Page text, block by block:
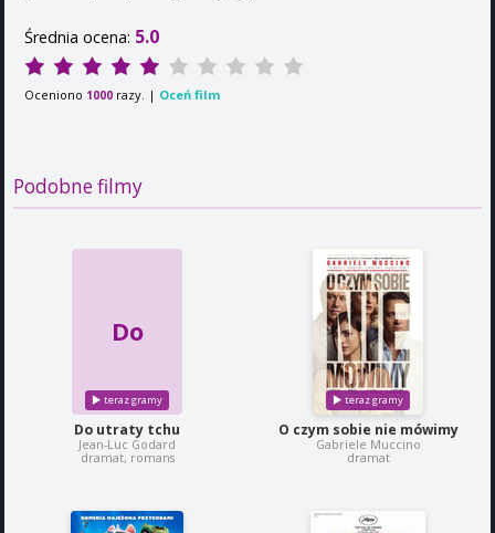
Średnia ocena: 5.0
Oceniono 1000 razy. | Oceń film
Podobne filmy
Do
Do utraty tchu
Jean-Luc Godard
dramat, romans
O czym sobie nie mówimy
Gabriele Muccino
dramat